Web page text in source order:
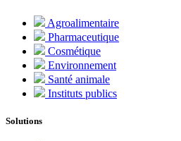
Agroalimentaire
Pharmaceutique
Cosmétique
Environnement
Santé animale
Instituts publics
Solutions